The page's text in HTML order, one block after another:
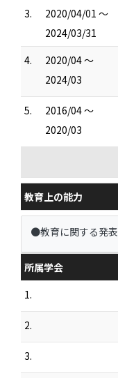
3.
2020/04/01 ～
2024/03/31
4.
2020/04 ～
2024/03
5.
2016/04 ～
2020/03
教育上の能力
●教育に関する発表
所属学会
1.
2.
3.